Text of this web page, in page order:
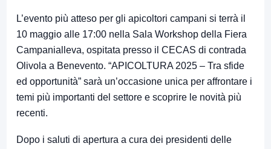
L’evento più atteso per gli apicoltori campani si terrà il
10 maggio alle 17:00 nella Sala Workshop della Fiera
Campanialleva, ospitata presso il CECAS di contrada
Olivola a Benevento. “APICOLTURA 2025 – Tra sfide
ed opportunità” sarà un’occasione unica per affrontare i
temi più importanti del settore e scoprire le novità più
recenti.
Dopo i saluti di apertura a cura dei presidenti delle